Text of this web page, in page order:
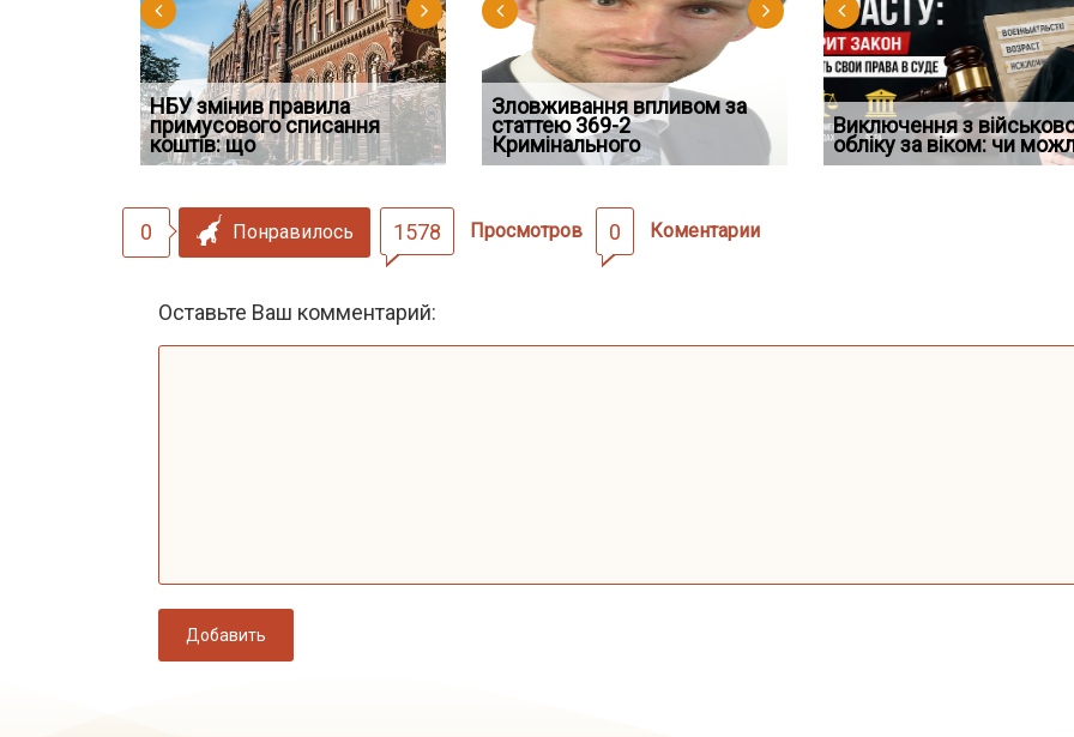
НБУ змінив правила
примусового списання
коштів: що
Якщо суд встановив для
відшкодування шкоди
наявніс
Документи, на яких не
проставляється апостиль:
пер
Водії можуть отримати
компенсацію за незаконні
дії
Зловживання впливом за
статтею 369-2
Кримінального
Переоформлення
відстрочки за іншою
підставою: нов
Особливості захисту у
кримінальному
провадженні: я
Виключення з
обліку за віком: чи
Восьмий ААС
підтвердив, що
скас
0 Понравилось 1578 Просмотров 0 Коментарии
Оставьте Ваш комментарий:
Добавить